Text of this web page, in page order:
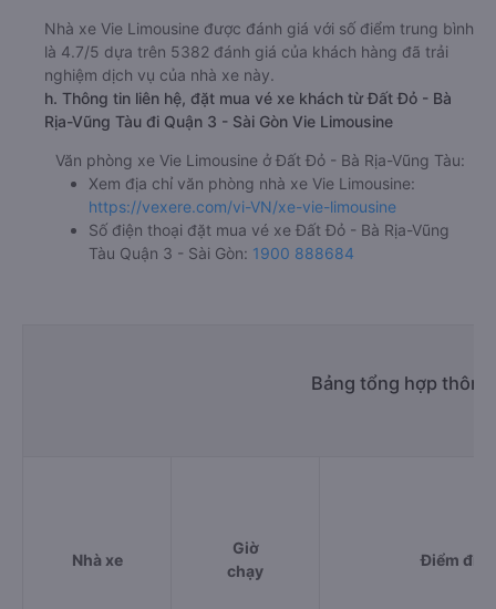
Nhà xe Vie Limousine được đánh giá với số điểm trung bình
là 4.7/5 dựa trên 5382 đánh giá của khách hàng đã trải
nghiệm dịch vụ của nhà xe này.
h. Thông tin liên hệ, đặt mua vé xe khách từ Đất Đỏ - Bà
Rịa-Vũng Tàu đi Quận 3 - Sài Gòn Vie Limousine
Văn phòng xe Vie Limousine ở Đất Đỏ - Bà Rịa-Vũng Tàu:
Xem địa chỉ văn phòng nhà xe Vie Limousine:
https://vexere.com/vi-VN/xe-vie-limousine
Số điện thoại đặt mua vé xe Đất Đỏ - Bà Rịa-Vũng
Tàu Quận 3 - Sài Gòn: 1900 888684
Bảng tổng hợp
Nhà xe
Giờ
chạy
Điểm đi